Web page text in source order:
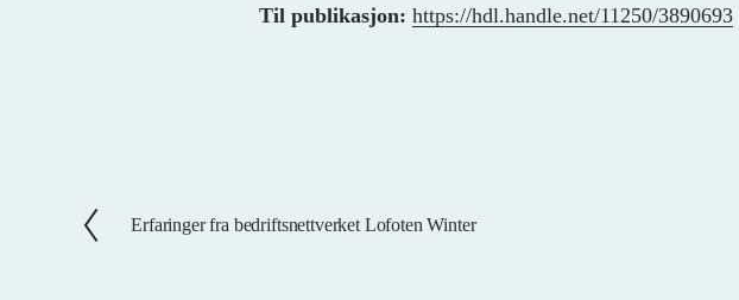
Til publikasjon: https://hdl.handle.net/11250/3890693
F
Erfaringer fra bedriftsnettverket Lofoten Winter